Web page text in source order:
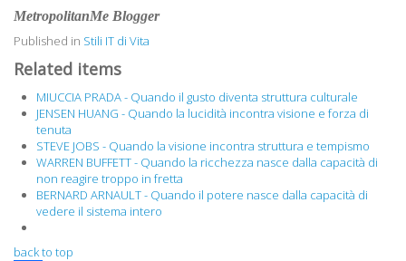
MetropolitanMe Blogger
Published in Stili IT di Vita
Related items
MIUCCIA PRADA - Quando il gusto diventa struttura culturale
JENSEN HUANG - Quando la lucidità incontra visione e forza di
tenuta
STEVE JOBS - Quando la visione incontra struttura e tempismo
WARREN BUFFETT - Quando la ricchezza nasce dalla capacità di
non reagire troppo in fretta
BERNARD ARNAULT - Quando il potere nasce dalla capacità di
vedere il sistema intero
back to top